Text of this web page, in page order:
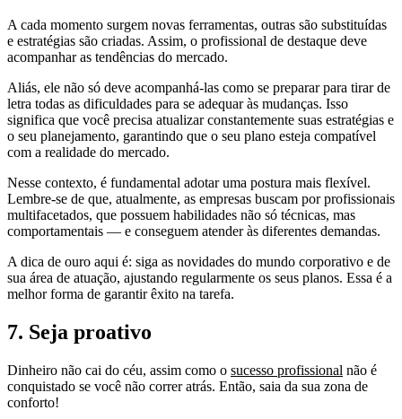
A cada momento surgem novas ferramentas, outras são substituídas
e estratégias são criadas. Assim, o profissional de destaque deve
acompanhar as tendências do mercado.
Aliás, ele não só deve acompanhá-las como se preparar para tirar de
letra todas as dificuldades para se adequar às mudanças. Isso
significa que você precisa atualizar constantemente suas estratégias e
o seu planejamento, garantindo que o seu plano esteja compatível
com a realidade do mercado.
Nesse contexto, é fundamental adotar uma postura mais flexível.
Lembre-se de que, atualmente, as empresas buscam por profissionais
multifacetados, que possuem habilidades não só técnicas, mas
comportamentais — e conseguem atender às diferentes demandas.
A dica de ouro aqui é: siga as novidades do mundo corporativo e de
sua área de atuação, ajustando regularmente os seus planos. Essa é a
melhor forma de garantir êxito na tarefa.
7. Seja proativo
Dinheiro não cai do céu, assim como o sucesso profissional não é
conquistado se você não correr atrás. Então, saia da sua zona de
conforto!